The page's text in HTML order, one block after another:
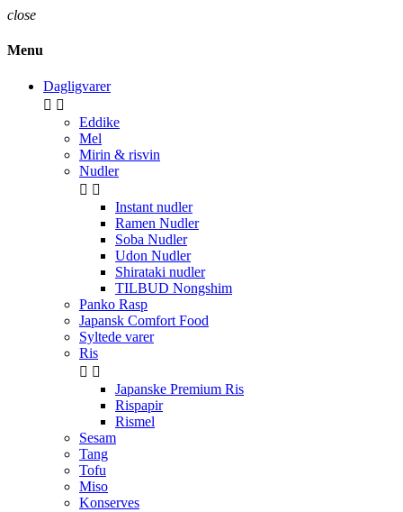
close
Menu
Dagligvarer
 
Eddike
Mel
Mirin & risvin
Nudler
 
Instant nudler
Ramen Nudler
Soba Nudler
Udon Nudler
Shirataki nudler
TILBUD Nongshim
Panko Rasp
Japansk Comfort Food
Syltede varer
Ris
 
Japanske Premium Ris
Rispapir
Rismel
Sesam
Tang
Tofu
Miso
Konserves